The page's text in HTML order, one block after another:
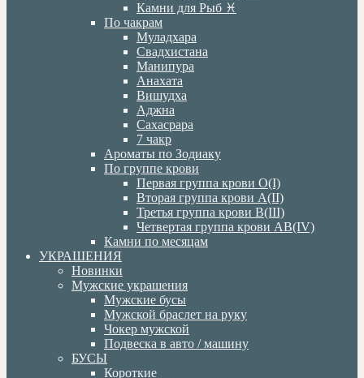
Камни для Рыб ♓️
По чакрам
Муладхара
Свадхистана
Манипура
Анахата
Вишудха
Аджна
Сахасрара
7 чакр
Ароматы по Зодиаку
По группе крови
Первая группа крови О(I)
Вторая группа крови А(II)
Третья группа крови В(III)
Четвертая группа крови АВ(IV)
Камни по месяцам
УКРАШЕНИЯ
Новинки
Мужские украшения
Мужские бусы
Мужской браслет на руку
Чокер мужской
Подвеска в авто / машину
БУСЫ
Короткие